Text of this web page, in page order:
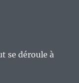
se déroule à